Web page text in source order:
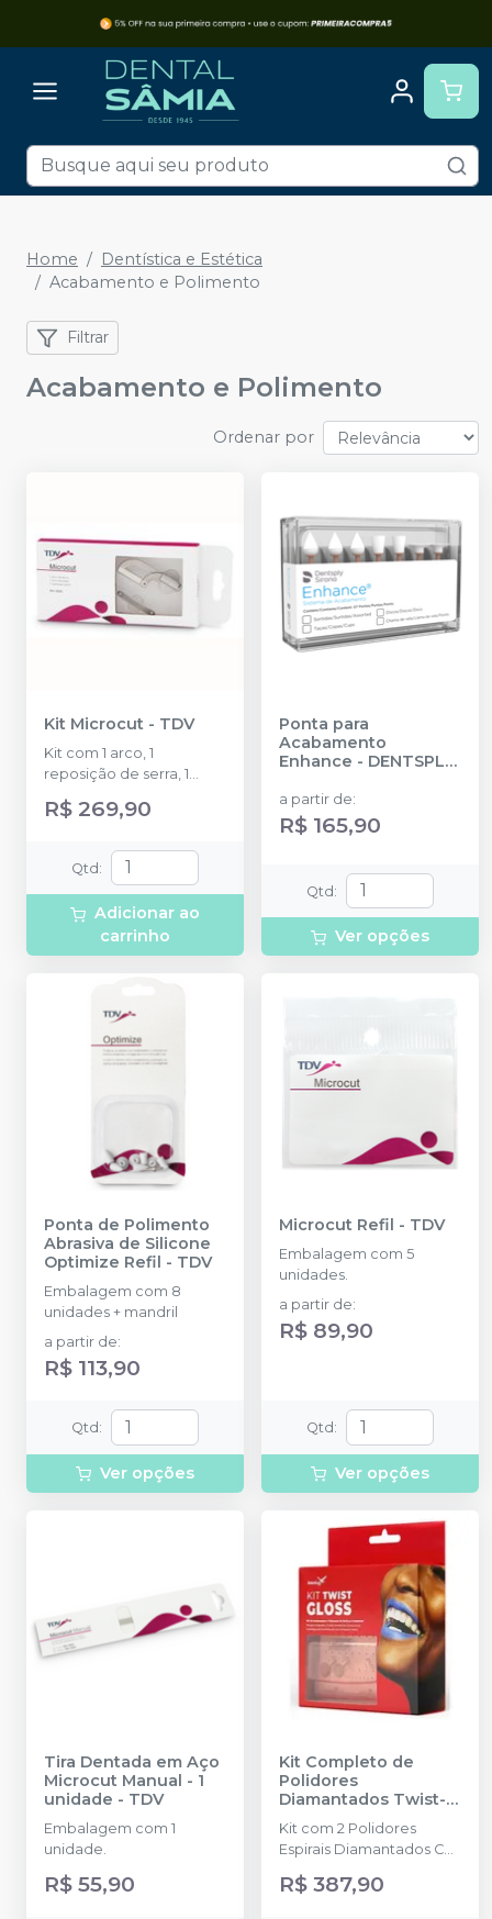
Home
Dentística e Estética
Acabamento e Polimento
Filtrar
Acabamento e Polimento
Ordenar por
Kit Microcut - TDV
Kit com 1 arco, 1
reposição de serra, 1
reposição de lixa.
R$ 269,90
Qtd :
Adicionar ao
carrinho
Ponta para
Acabamento
Enhance - DENTSPLY
a partir de:
R$ 165,90
Qtd :
Ver opções
Ponta de Polimento
Abrasiva de Silicone
Optimize Refil - TDV
Embalagem com 8
unidades + mandril
a partir de:
R$ 113,90
Qtd :
Ver opções
Microcut Refil - TDV
Embalagem com 5
unidades.
a partir de:
R$ 89,90
Qtd :
Ver opções
Tira Dentada em Aço
Microcut Manual - 1
unidade - TDV
Embalagem com 1
unidade.
R$ 55,90
Kit Completo de
Polidores
Diamantados Twist-
Gloss CA
AMERICAN
BURRS
Kit com 2 Polidores
Espirais Diamantados CA
de Resina CA (Grossa,
R$ 387,90